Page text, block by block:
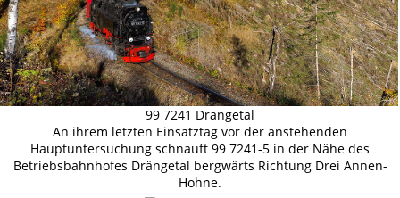
99 7241 Drängetal
An ihrem letzten Einsatztag vor der anstehenden
Hauptuntersuchung schnauft 99 7241-5 in der Nähe des
Betriebsbahnhofes Drängetal bergwärts Richtung Drei Annen-
Hohne.